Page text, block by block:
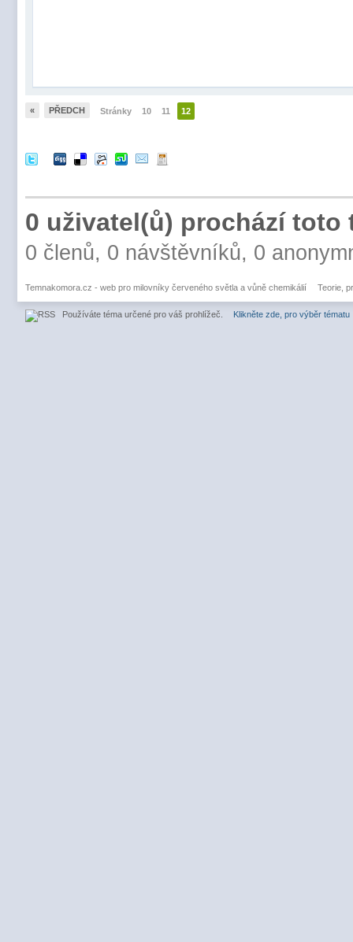
« PŘEDCH Stránky 10 11 12
0 uživatel(ů) prochází toto
0 členů, 0 návštěvníků, 0
Temnakomora.cz - web pro milovníky červeného světla a vůně chemikálií Teorie,
Používáte téma určené pro váš prohlížeč. Klikněte zde, pro výběr tématu